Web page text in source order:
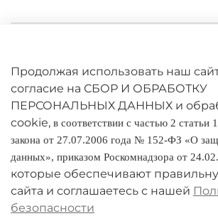
Оферта
Политика конфиденциальности
Оплата и доставка
Условия обмена и возврата
Реквизиты
Продолжая использовать наш
согласие на СБОР И ОБРАБОТКУ
ПЕРСОНАЛЬНЫХ ДАННЫХ и
cookie, в соответствии с частью 2 статьи
закона от 27.07.2006 года № 152-ФЗ «О
данных», приказом Роскомнадзора от
которые обеспечивают
сайта и соглашаетесь с нашей
безопасности